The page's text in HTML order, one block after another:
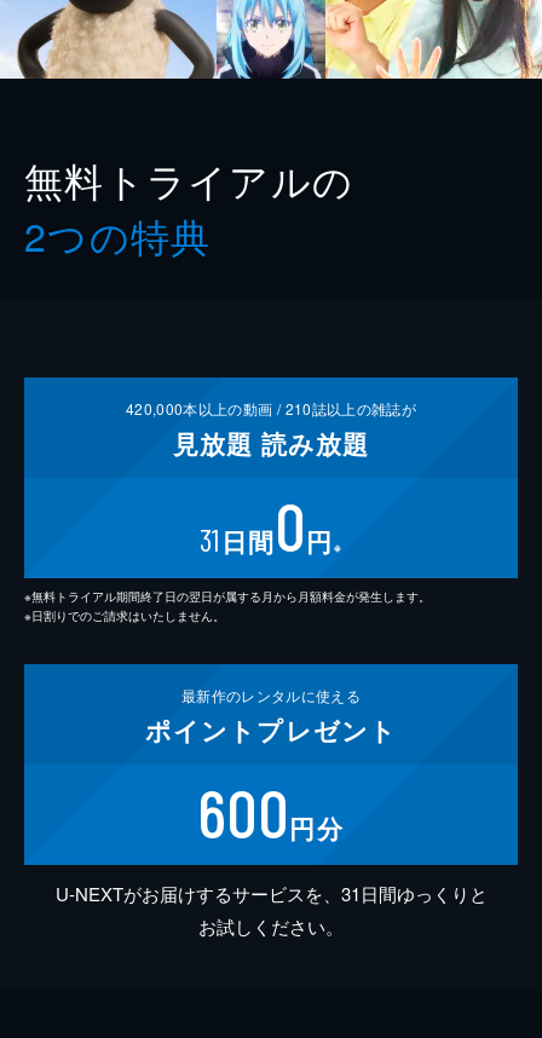
無料トライアルの
2つの特典
420,000本以上の動画 /210誌以上の雑誌が
見放題 読み放題
31 日間0円 ※
※無料トライアル期間終了日の翌日が属する月から月額料金が発生します。
※日割りでのご請求はいたしません。
最新作のレンタルに使える
ポイント プレゼント
600円分
U-NEXTがお届けするサービスを、31日間ゆっくりと
お試しください。